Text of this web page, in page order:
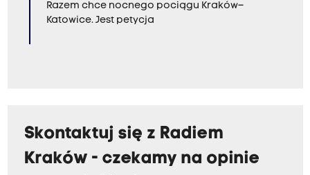
Razem chce nocnego pociągu Kraków–
Katowice. Jest petycja
Skontaktuj się z Radiem
Kraków - czekamy na opinie